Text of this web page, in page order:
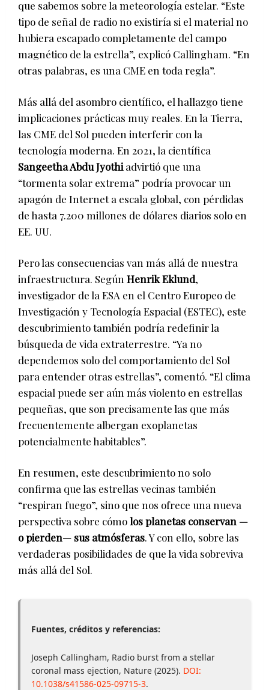
que sabemos sobre la meteorología estelar. “Este
tipo de señal de radio no existiría si el material no
hubiera escapado completamente del campo
magnético de la estrella”, explicó Callingham. “En
otras palabras, es una CME en toda regla”.
Más allá del asombro científico, el hallazgo tiene
implicaciones prácticas muy reales. En la Tierra,
las CME del Sol pueden interferir con la
tecnología moderna. En 2021, la científica
Sangeetha Abdu Jyothi advirtió que una
“tormenta solar extrema” podría provocar un
apagón de Internet a escala global, con pérdidas
de hasta 7.200 millones de dólares diarios solo en
EE. UU.
Pero las consecuencias van más allá de nuestra
infraestructura. Según Henrik Eklund,
investigador de la ESA en el Centro Europeo de
Investigación y Tecnología Espacial (ESTEC), este
descubrimiento también podría redefinir la
búsqueda de vida extraterrestre. “Ya no
dependemos solo del comportamiento del Sol
para entender otras estrellas”, comentó. “El clima
espacial puede ser aún más violento en estrellas
pequeñas, que son precisamente las que más
frecuentemente albergan exoplanetas
potencialmente habitables”.
En resumen, este descubrimiento no solo
confirma que las estrellas vecinas también
“respiran fuego”, sino que nos ofrece una nueva
perspectiva sobre cómolos planetas conservan —
o pierden— sus atmósferas. Y con ello, sobre las
verdaderas posibilidades de que la vida sobreviva
más allá del Sol.
Fuentes, créditos y referencias:
Joseph Callingham, Radio burst from a stellar
coronal mass ejection, Nature (2025). DOI:
10.1038/s41586-025-09715-3.